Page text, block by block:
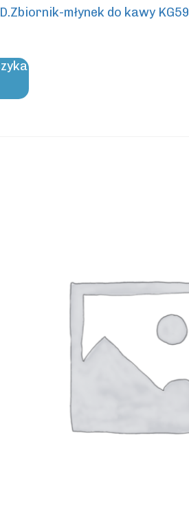
młynek do kawy KG59